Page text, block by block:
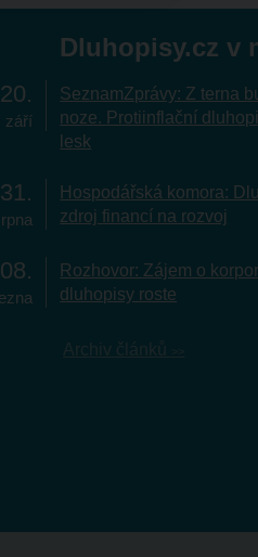
Dluhopisy.cz v
20
září
SeznamZprávy: Z terna
noze. Protiinflační
lesk
31
Hospodářská komora:
zdroj financí na rozvoj
08
Rozhovor: Zájem o
dluhopisy roste